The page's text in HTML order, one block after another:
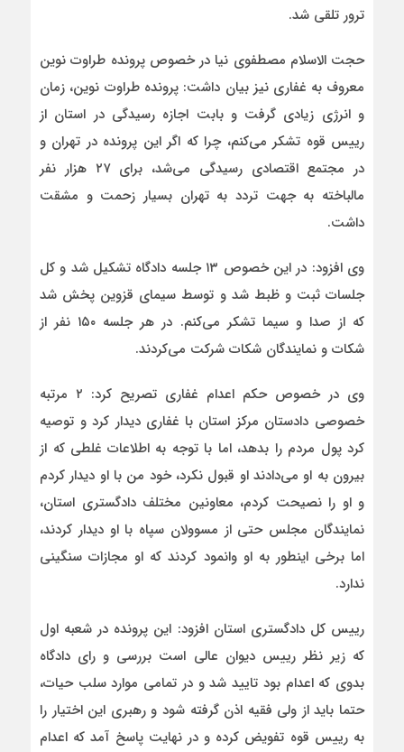
ترور تلقی شد.
حجت الاسلام مصطفوی نیا در خصوص پرونده طراوت نوین
معروف به غفاری نیز بیان داشت: پرونده طراوت نوین، زمان
و انرژی زیادی گرفت و بابت اجازه رسیدگی در استان از
رییس قوه تشکر می‌کنم، چرا که اگر این پرونده در تهران و
در مجتمع اقتصادی رسیدگی می‌شد، برای ۲۷ هزار نفر
مالباخته به جهت تردد به تهران بسیار زحمت و مشقت
داشت.
وی افزود: در این خصوص ۱۳ جلسه دادگاه تشکیل شد و کل
جلسات ثبت و ظبط شد و توسط سیمای قزوین پخش شد
که از صدا و سیما تشکر می‌کنم. در هر جلسه ۱۵۰ نفر از
شکات و نمایندگان شکات شرکت می‌کردند.
وی در خصوص حکم اعدام غفاری تصریح کرد: ۲ مرتبه
خصوصی دادستان مرکز استان با غفاری دیدار کرد و توصیه
کرد پول مردم را بدهد، اما با توجه به اطلاعات غلطی که از
بیرون به او می‌دادند او قبول نکرد، خود من با او دیدار کردم
و او را نصیحت کردم، معاونین مختلف دادگستری استان،
نمایندگان مجلس حتی از مسوولان سپاه با او دیدار کردند،
اما برخی اینطور به او وانمود کردند که او مجازات سنگینی
ندارد.
رییس کل دادگستری استان افزود: این پرونده در شعبه اول
که زیر نظر رییس دیوان عالی است بررسی و رای دادگاه
بدوی که اعدام بود تایید شد و در تمامی موارد سلب حیات،
حتما باید از ولی فقیه اذن گرفته شود و رهبری این اختیار را
به رییس قوه تفویض کرده و در نهایت پاسخ آمد که اعدام